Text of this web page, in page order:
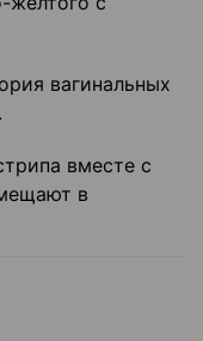
вагинальных
вместе с
в